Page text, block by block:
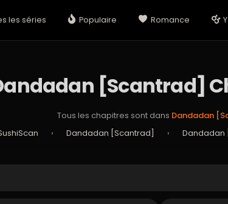
les séries Populaire Romance
[Scantrad]
Tous les chapitres sont dans Dandadan
› Dandadan [Scantrad] › Dandadan